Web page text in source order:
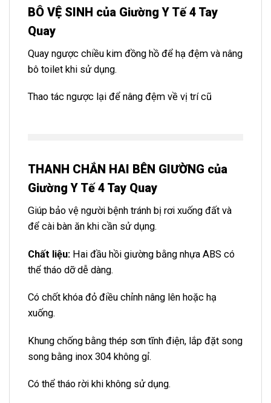
BÔ VỆ SINH của Giường Y Tế 4 Tay
Quay
Quay ngược chiều kim đồng hồ để hạ đệm và nâng
bô toilet khi sử dụng.
Thao tác ngược lại để nâng đệm về vị trí cũ
THANH CHẮN HAI BÊN GIƯỜNG của
Giường Y Tế 4 Tay Quay
Giúp bảo vệ người bệnh tránh bị rơi xuống đất và
để cài bàn ăn khi cần sử dụng.
Chất liệu: Hai đầu hồi giường bằng nhựa ABS có
thể tháo dỡ dễ dàng.
Có chốt khóa đỏ điều chỉnh nâng lên hoặc hạ
xuống.
Khung chống bằng thép sơn tĩnh điện, lắp đặt song
song bằng inox 304 không gỉ.
Có thể tháo rời khi không sử dụng.